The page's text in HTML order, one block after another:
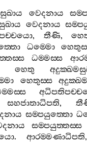
වෙදනාය
වෙදනාය
, තීණි,
ධම‍්මො
ධම‍්මස‍්ස
හෙතු
හෙතුස‍්ස
සහජාතාධිපති,
සම‍්පයුත‍්තො
සම‍්පයුත‍්තස‍්ස
. ආරම‍්මණාධිපති